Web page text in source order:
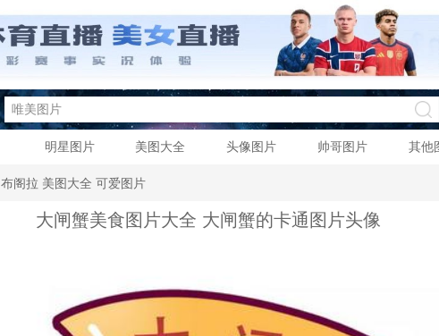
明星图片 美图大全 头像图片 帅哥图片 其他
布阁拉 美图大全 可爱图片
大闸蟹美食图片大全 大闸蟹的卡通图片头像